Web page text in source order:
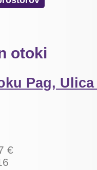
otoki
Pag,
€